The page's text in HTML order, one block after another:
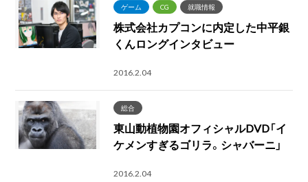
ゲーム CG 就職情報
株式会社カプコンに内定した中平銀
くんロングインタビュー
2016.2.04
総合
東山動植物園オフィシャルDVD「イ
ケメンすぎるゴリラ。シャバーニ」
2016.2.04